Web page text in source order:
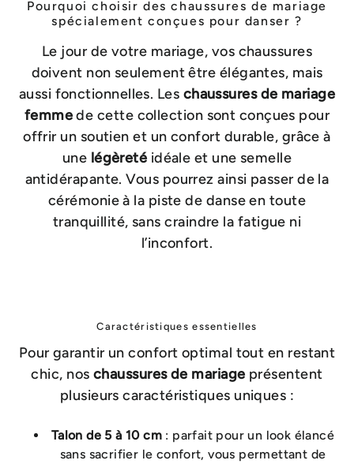
Pourquoi choisir des chaussures de mariage
spécialement conçues pour danser ?
Le jour de votre mariage, vos chaussures
doivent non seulement être élégantes, mais
aussi fonctionnelles. Les chaussures de mariage
femmede cette collection sont conçues pour
offrir un soutien et un confort durable, grâce à
une légèretéidéale et une semelle
antidérapante. Vous pourrez ainsi passer de la
cérémonie à la piste de danse en toute
tranquillité, sans craindre la fatigue ni
l’inconfort.
Caractéristiques essentielles
Pour garantir un confort optimal tout en restant
chic, noschaussures de mariageprésentent
plusieurs caractéristiques uniques :
Talon de 5 à 10 cm : parfait pour un look élancé
sans sacrifier le confort, vous permettant de